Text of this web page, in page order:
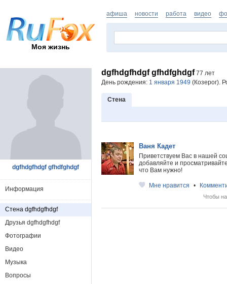
Моя жизнь
афиша новости работа видео
dgfhdgfhdgf gfhdfghdgf77 лет
День рождения: 1 января 1949 (Козерог).
Стена
Ваня Кадет
Приветствуем Вас в нашей
добавляйте и
что Вам нужно!
Мне нравится •
Чтобы
dgfhdgfhdgf gfhdfghdgf
Информация
Стена dgfhdgfhdgf
Друзья dgfhdgfhdgf
Фотографии
Видео
Музыка
Вопросы